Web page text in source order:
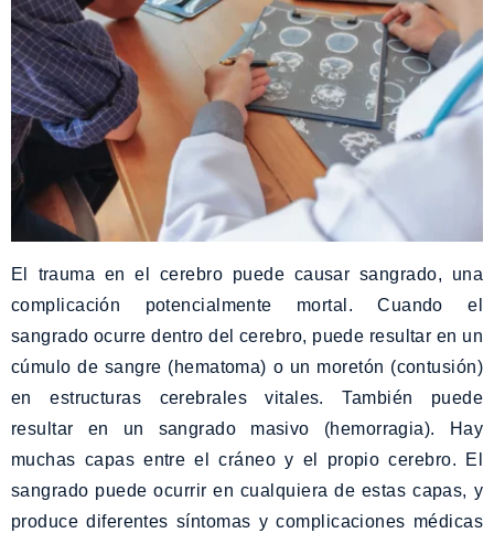
El trauma en el cerebro puede causar sangrado, una
complicación potencialmente mortal. Cuando el
sangrado ocurre dentro del cerebro, puede resultar en un
cúmulo de sangre (hematoma) o un moretón (contusión)
en estructuras cerebrales vitales. También puede
resultar en un sangrado masivo (hemorragia). Hay
muchas capas entre el cráneo y el propio cerebro. El
sangrado puede ocurrir en cualquiera de estas capas, y
produce diferentes síntomas y complicaciones médicas